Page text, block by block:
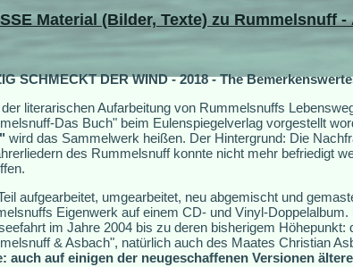
Material (Bilder, Texte) zu Rummelsnuff
SCHMECKT DER WIND - 2018 - The
literarischen Aufarbeitung von Rummelsnuffs
Das Buch" beim Eulenspiegelverlag vorgestellt
wird das Sammelwerk heißen. Der Hintergrund: Die
des Rummelsnuff konnte nicht mehr befriedigt
aufgearbeitet, umgearbeitet, neu abgemischt und
Eigenwerk auf einem CD- und Vinyl-
im Jahre 2004 bis zu deren bisherigem
& Asbach", natürlich auch des Maates Christian
auch auf einigen der neugeschaffenen Versionen